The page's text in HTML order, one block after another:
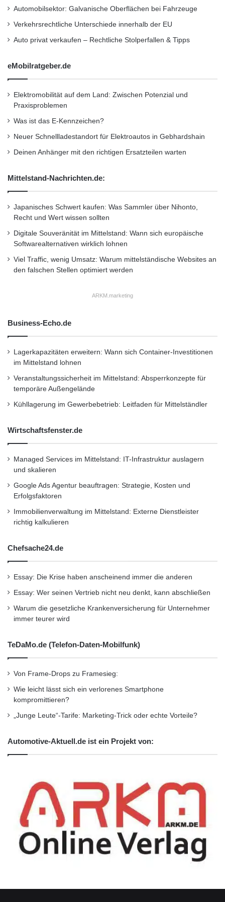
höheren Anteil an Naturkautschuk.
„Continental Scandinavia-Winterreifen
übertreffen deutlich die Leistungsmerkmale
von M+S-Reifen“, sagt Dr. Marko Multhaupt.
„Außerdem gehen sie weit über die
Anforderungen der Kennzeichnung ‚Three-
Peak Mountain Snowflake‘ (3PMSF) hinaus“.
Zu erkennen ist der Reifen mit dem Plus an
Sicherheit an dem Schneeflockensymbol auf
der Reifenflanke.
Eishockeyteam fährt sicher auf
Winterreifen
Seit gut einem Jahr fährt die Firma Hecker
das vor allem in der kalten Jahreszeit. Fast
1.200 Kilometer reisen die Profis im Luxusbus
für ein einziges Spiel.
600 Kilometer von Kassel bis nach Garmisch-
Partenkirchen oder Rosenheim und nachts
komfortable Busflotte haben letztlich den
Ausschlag für den Auftrag gegeben“, ist sich
Egon Hecker sicher.
Und auch in anderen Fällen achten die Kunden
bewusst ist: „Wenn wir zu Klassenfahrten
genau an.
aufgezogen hat, kann es zu unerfreulichen
nicht erst aufkommen lassen“, sagt Sohn
Martin, der als dritte Generation im
Unternehmen Hecker tätig ist. Der kleine
Kostenfaktor Reifen wird da schnell zum
großen Wettbewerbsvorteil.
Quelle: ots
Busunternehmer
Busunternehmer sparen oft an Winterreifen
u
g
e
Automobilsektor: Galvanische Oberflächen bei Fahrzeuge
Verkehrsrechtliche Unterschiede innerhalb der EU
Auto privat verkaufen – Rechtliche Stolperfallen & Tipps
eMobilratgeber.de
Elektromobilität auf dem Land: Zwischen Potenzial und
Praxisproblemen
Was ist das E-Kennzeichen?
Neuer Schnellladestandort für Elektroautos in Gebhardshain
Deinen Anhänger mit den richtigen Ersatzteilen warten
Mittelstand-Nachrichten.de:
Japanisches Schwert kaufen: Was Sammler über Nihonto,
Recht und Wert wissen sollten
Digitale Souveränität im Mittelstand: Wann sich europäische
Softwarealternativen wirklich lohnen
Viel Traffic, wenig Umsatz: Warum mittelständische Websites an
den falschen Stellen optimiert werden
ARKM.marketing
Business-Echo.de
Lagerkapazitäten erweitern: Wann sich Container-Investitionen
im Mittelstand lohnen
Veranstaltungssicherheit im Mittelstand: Absperrkonzepte für
temporäre Außengelände
Kühllagerung im Gewerbebetrieb: Leitfaden für Mittelständler
Wirtschaftsfenster.de
Managed Services im Mittelstand: IT-Infrastruktur auslagern
und skalieren
Google Ads Agentur beauftragen: Strategie, Kosten und
Erfolgsfaktoren
Immobilienverwaltung im Mittelstand: Externe Dienstleister
richtig kalkulieren
Chefsache24.de
Essay: Die Krise haben anscheinend immer die anderen
Essay: Wer seinen Vertrieb nicht neu denkt, kann abschließen
Warum die gesetzliche Krankenversicherung für Unternehmer
immer teurer wird
TeDaMo.de (Telefon-Daten-Mobilfunk)
Von Frame-Drops zu Framesieg:
Wie leicht lässt sich ein verlorenes Smartphone
kompromittieren?
„Junge Leute“-Tarife: Marketing-Trick oder echte Vorteile?
Automotive-Aktuell.de ist ein Projekt von: